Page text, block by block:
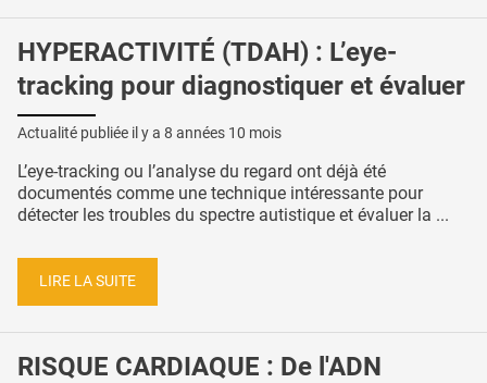
HYPERACTIVITÉ (TDAH) : L’eye-
tracking pour diagnostiquer et évaluer
Actualité publiée il y a 8 années 10 mois
L’eye-tracking ou l’analyse du regard ont déjà été
documentés comme une technique intéressante pour
détecter les troubles du spectre autistique et évaluer la ...
LIRE LA SUITE
RISQUE CARDIAQUE : De l'ADN